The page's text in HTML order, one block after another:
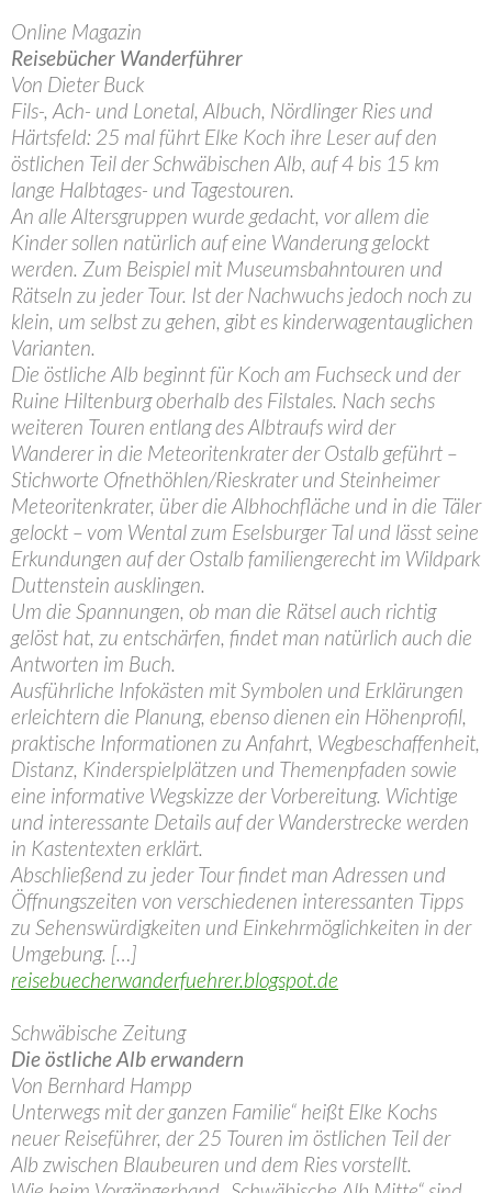
Online Magazin
Reisebücher Wanderführer
Von Dieter Buck
Fils-, Ach- und Lonetal, Albuch, Nördlinger Ries und
Härtsfeld: 25 mal führt Elke Koch ihre Leser auf den
östlichen Teil der Schwäbischen Alb, auf 4 bis 15 km
lange Halbtages- und Tagestouren.
An alle Altersgruppen wurde gedacht, vor allem die
Kinder sollen natürlich auf eine Wanderung gelockt
werden. Zum Beispiel mit Museumsbahntouren und
Rätseln zu jeder Tour. Ist der Nachwuchs jedoch noch zu
klein, um selbst zu gehen, gibt es kinderwagentauglichen
Varianten.
Die östliche Alb beginnt für Koch am Fuchseck und der
Ruine Hiltenburg oberhalb des Filstales. Nach sechs
weiteren Touren entlang des Albtraufs wird der
Wanderer in die Meteoritenkrater der Ostalb geführt –
Stichworte Ofnethöhlen/Rieskrater und Steinheimer
Meteoritenkrater, über die Albhochfläche und in die Täler
gelockt – vom Wental zum Eselsburger Tal und lässt seine
Erkundungen auf der Ostalb familiengerecht im Wildpark
Duttenstein ausklingen.
Um die Spannungen, ob man die Rätsel auch richtig
gelöst hat, zu entschärfen, findet man natürlich auch die
Antworten im Buch.
Ausführliche Infokästen mit Symbolen und Erklärungen
erleichtern die Planung, ebenso dienen ein Höhenprofil,
praktische Informationen zu Anfahrt, Wegbeschaffenheit,
Distanz, Kinderspielplätzen und Themenpfaden sowie
eine informative Wegskizze der Vorbereitung. Wichtige
und interessante Details auf der Wanderstrecke werden
in Kastentexten erklärt.
Abschließend zu jeder Tour findet man Adressen und
Öffnungszeiten von verschiedenen interessanten Tipps
zu Sehenswürdigkeiten und Einkehrmöglichkeiten in der
Umgebung. […]
reisebuecherwanderfuehrer.blogspot.de
Schwäbische Zeitung
Die östliche Alb erwandern
Von Bernhard Hampp
Unterwegs mit der ganzen Familie“ heißt Elke Kochs
neuer Reiseführer, der 25 Touren im östlichen Teil der
Alb zwischen Blaubeuren und dem Ries vorstellt.